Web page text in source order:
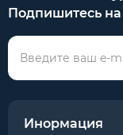
Подпишитесь
Инормация